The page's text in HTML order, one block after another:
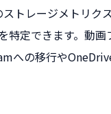
トレージメトリク
特定できます。動
への移行や